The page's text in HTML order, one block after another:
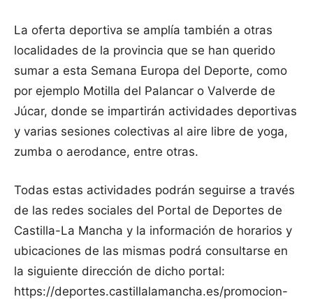
La oferta deportiva se amplía también a otras
localidades de la provincia que se han querido
sumar a esta Semana Europa del Deporte, como
por ejemplo Motilla del Palancar o Valverde de
Júcar, donde se impartirán actividades deportivas
y varias sesiones colectivas al aire libre de yoga,
zumba o aerodance, entre otras.
Todas estas actividades podrán seguirse a través
de las redes sociales del Portal de Deportes de
Castilla-La Mancha y la información de horarios y
ubicaciones de las mismas podrá consultarse en
la siguiente dirección de dicho portal:
https://deportes.castillalamancha.es/promocion-